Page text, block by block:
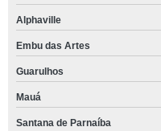
Alphaville
Embu das Artes
Guarulhos
Mauá
Santana de Parnaíba